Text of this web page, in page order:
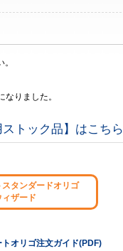
りました。
トック品】はこちら
スタンダードオリゴ
ィザード
トオリゴ注文ガイド(PDF)